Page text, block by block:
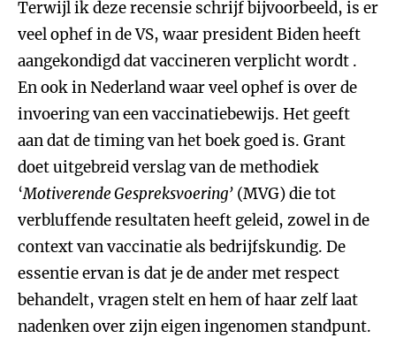
Terwijl ik deze recensie schrijf bijvoorbeeld, is er
veel ophef in de VS, waar president Biden heeft
aangekondigd dat vaccineren verplicht wordt .
En ook in Nederland waar veel ophef is over de
invoering van een vaccinatiebewijs. Het geeft
aan dat de timing van het boek goed is. Grant
doet uitgebreid verslag van de methodiek
‘Motiverende Gespreksvoering’ (MVG) die tot
verbluffende resultaten heeft geleid, zowel in de
context van vaccinatie als bedrijfskundig. De
essentie ervan is dat je de ander met respect
behandelt, vragen stelt en hem of haar zelf laat
nadenken over zijn eigen ingenomen standpunt.